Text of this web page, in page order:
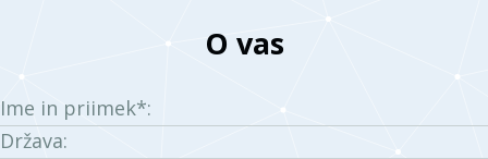
O vas
Ime in priimek*:
Država: